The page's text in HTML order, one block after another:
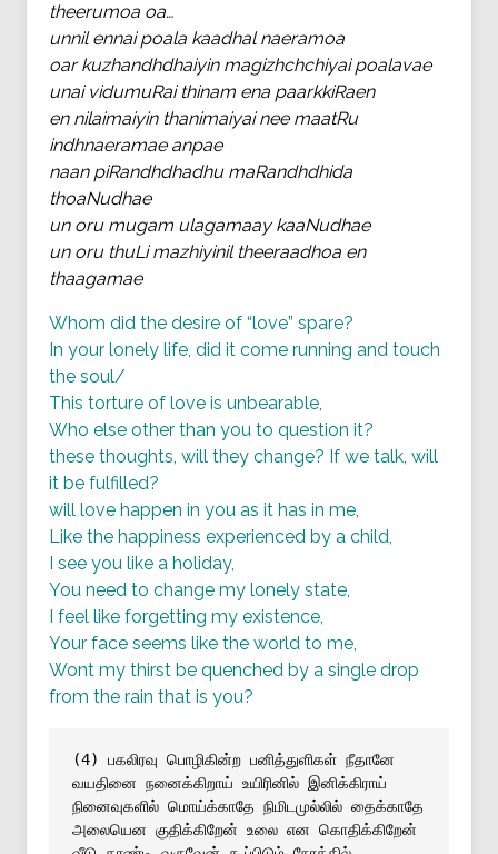
theerumoa oa…
unnil ennai poala kaadhal naeramoa
oar kuzhandhdhaiyin magizhchchiyai poalavae
unai vidumuRai thinam ena paarkkiRaen
en nilaimaiyin thanimaiyai nee maatRu
indhnaeramae anpae
naan piRandhdhadhu maRandhdhida
thoaNudhae
un oru mugam ulagamaay kaaNudhae
un oru thuLi mazhiyinil theeraadhoa en
thaagamae
Whom did the desire of “love” spare?
In your lonely life, did it come running and touch
the soul/
This torture of love is unbearable,
Who else other than you to question it?
these thoughts, will they change? If we talk, will
it be fulfilled?
will love happen in you as it has in me,
Like the happiness experienced by a child,
I see you like a holiday,
You need to change my lonely state,
I feel like forgetting my existence,
Your face seems like the world to me,
Wont my thirst be quenched by a single drop
from the rain that is you?
(4) பகலிரவு பொழிகின்ற பனித்துளிகள் நீதானே
வயதினை நனைக்கிறாய் உயிரினில் இனிக்கிராய்
நினைவுகளில் மொய்க்காதே நிமிடமுல்லில் தைக்காதே
அலையென குதிக்கிறேன் உலை என கொதிக்கிறேன்